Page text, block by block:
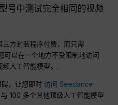
号中测试完全相同的视频
方封装程序付费，而只需
可以在一个地方不受限制地访问
人工智能模型。.
，让您即时 访问 Seedance
100 多个其他顶级人工智能模型